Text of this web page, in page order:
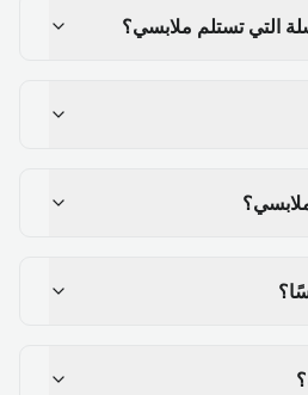
التي تستلم ملابسي؟